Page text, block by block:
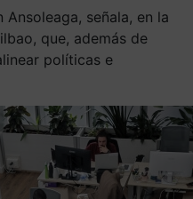
señala, en la
que, además de
políticas e